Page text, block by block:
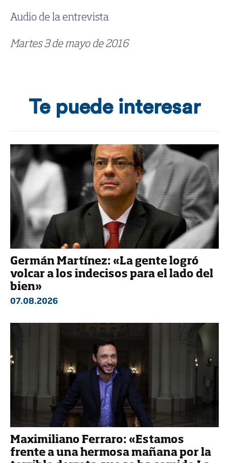
Audio de la entrevista
Martes 3 de mayo de 2016
Te puede interesar
Germán Martínez: «La gente logró
volcar a los indecisos para el lado del
bien»
07.08.2026
Maximiliano Ferraro: «Estamos
frente a una hermosa mañana por la